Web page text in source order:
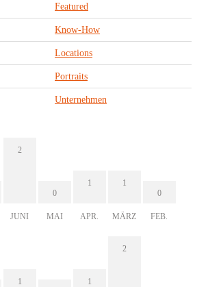
Featured
Know-How
Locations
Portraits
Unternehmen
2
JUNI
0
MAI
1
APR.
1
MÄRZ
0
FEB.
1 1
2